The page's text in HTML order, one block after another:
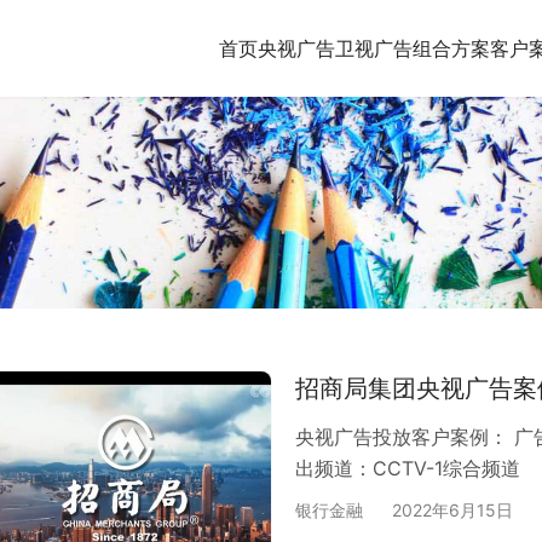
首页央视广告卫视广告组合方案客户
招商局集团央视广告
央视广告投放客户案例：
出频道：CCTV-1综合频道
银行金融 2022年6月15日